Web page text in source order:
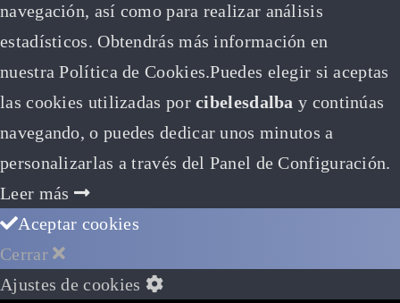
navegación, así como para realizar análisis
estadísticos. Obtendrás más información en
nuestra Política de Cookies.Puedes elegir si aceptas
las cookies utilizadas porcibelesdalbay continúas
navegando, o puedes dedicar unos minutos a
personalizarlas a través del Panel de Configuración.
Leer más
Aceptar cookies
Cerrar
Ajustes de cookies